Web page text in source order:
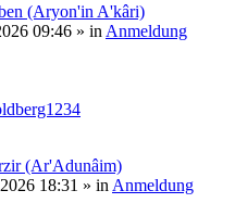
(Aryon'in A'kâri)
09:46 » in Anmeldung
(Ar'Adunâim)
18:31 » in Anmeldung